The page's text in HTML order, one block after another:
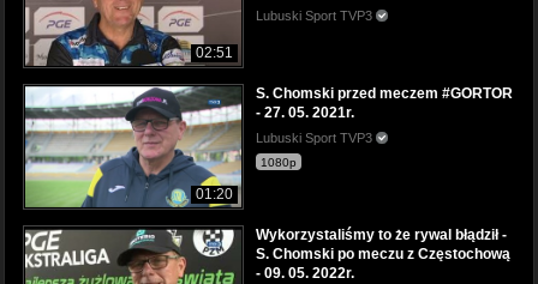
02:51
Lubuski Sport TVP3
01:20
S. Chomski przed meczem #GORTOR
- 27. 05. 2021r.
Lubuski Sport TVP3
1080p
Wykorzystaliśmy to że rywal błądził -
S. Chomski po meczu z Częstochową
- 09. 05. 2022r.